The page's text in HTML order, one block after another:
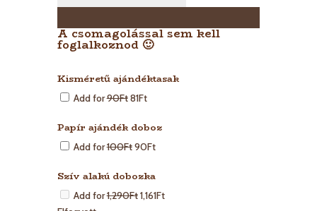
A csomagolással sem kell
foglalkoznod 🙂
Kisméretű ajándéktasak
Add for90Ft81Ft
Papír ajándék doboz
Add for100Ft90Ft
Szív alakú dobozka
Add for1,290Ft1,161Ft